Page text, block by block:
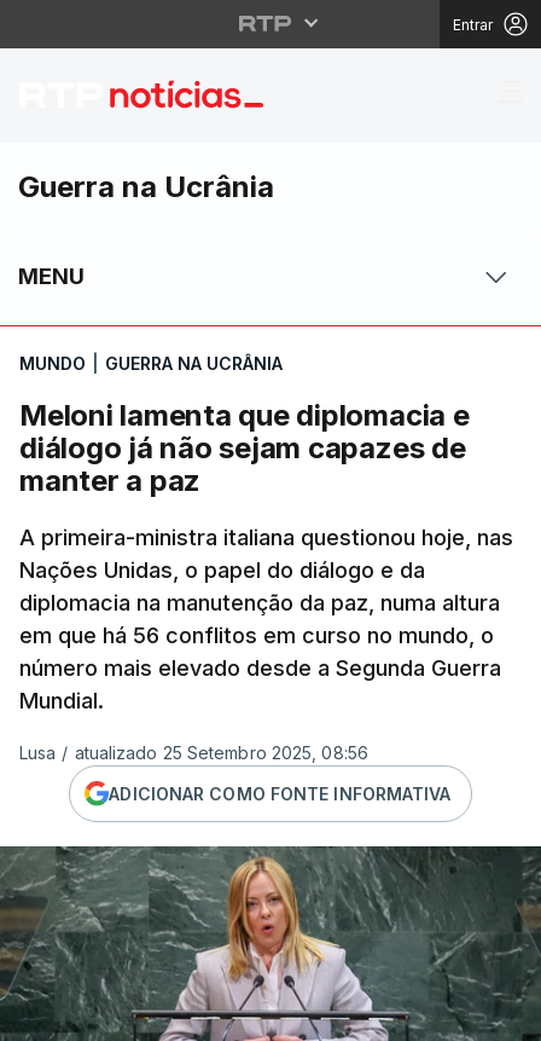
Entrar
Meloni lamenta que
Guerra na Ucrânia
MENU
MUNDO GUERRA NA UCRÂNIA
Meloni lamenta que diplomacia e
diálogo já não sejam capazes de
manter a paz
A primeira-ministra italiana questionou hoje, nas
Nações Unidas, o papel do diálogo e da
diplomacia na manutenção da paz, numa altura
em que há 56 conflitos em curso no mundo, o
número mais elevado desde a Segunda Guerra
Mundial.
Lusa / atualizado 25 Setembro 2025, 08:56
ADICIONAR COMO FONTE INFORMATIVA